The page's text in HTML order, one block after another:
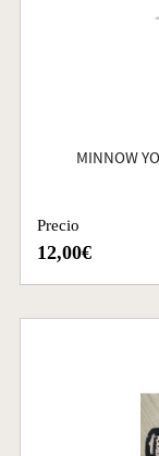
MINNOW
Precio
12,00€